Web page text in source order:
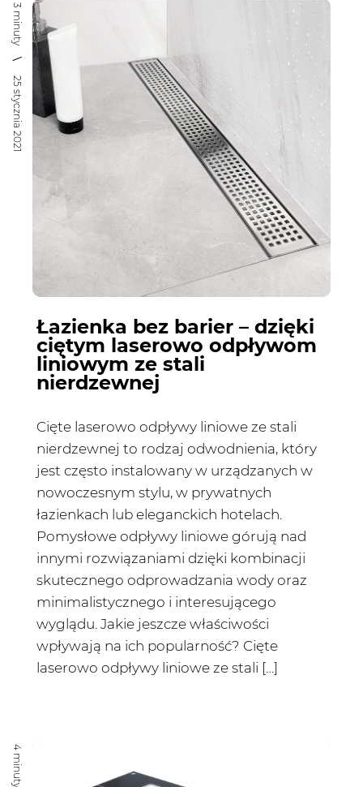
3 minuty
25 stycznia 2021
Łazienka bez barier – dzięki
ciętym laserowo odpływom
liniowym ze stali
nierdzewnej
Cięte laserowo odpływy liniowe ze stali
nierdzewnej to rodzaj odwodnienia, który
jest często instalowany w urządzanych w
nowoczesnym stylu, w prywatnych
łazienkach lub eleganckich hotelach.
Pomysłowe odpływy liniowe górują nad
innymi rozwiązaniami dzięki kombinacji
skutecznego odprowadzania wody oraz
minimalistycznego i interesującego
wyglądu. Jakie jeszcze właściwości
wpływają na ich popularność? Cięte
laserowo odpływy liniowe ze stali […]
4 minuty